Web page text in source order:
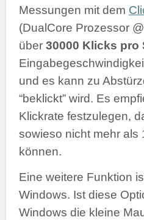
Messungen mit dem
(DualCore Prozessor
über 30000 Klicks pro
und es kann zu
“beklickt” wird. Es
Klickrate festzulegen,
sowieso nicht mehr als
können.
Eine weitere Funktion
Windows. Ist diese
Windows die kleine